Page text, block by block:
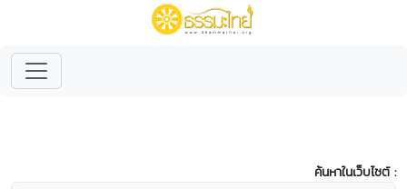
ค้นหาในเว็บไซต์ :